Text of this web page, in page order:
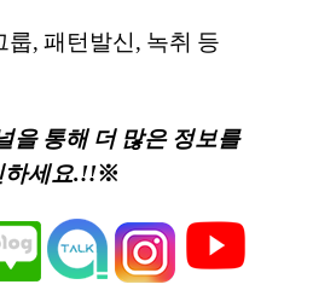
, 패턴발신, 녹취 등
을 통해 더 많은 정보를
하세요.!!※